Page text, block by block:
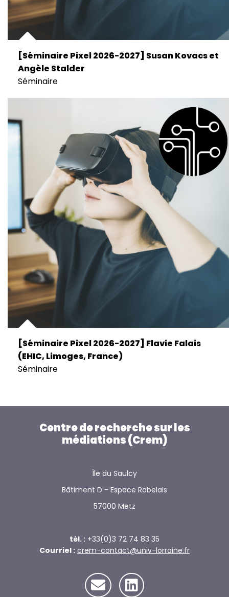
[Séminaire Pixel 2026-2027] Susan Kovacs et
Angèle Stalder
Séminaire
[Séminaire Pixel 2026-2027] Flavie Falais
(EHIC, Limoges, France)
Séminaire
Centre de recherche sur les
médiations (Crem)
Île du Saulcy
Bâtiment D - Espace Rabelais
57000 Metz
tél. : +33(0)3 72 74 83 35
Courriel : crem-contact@univ-lorraine.fr